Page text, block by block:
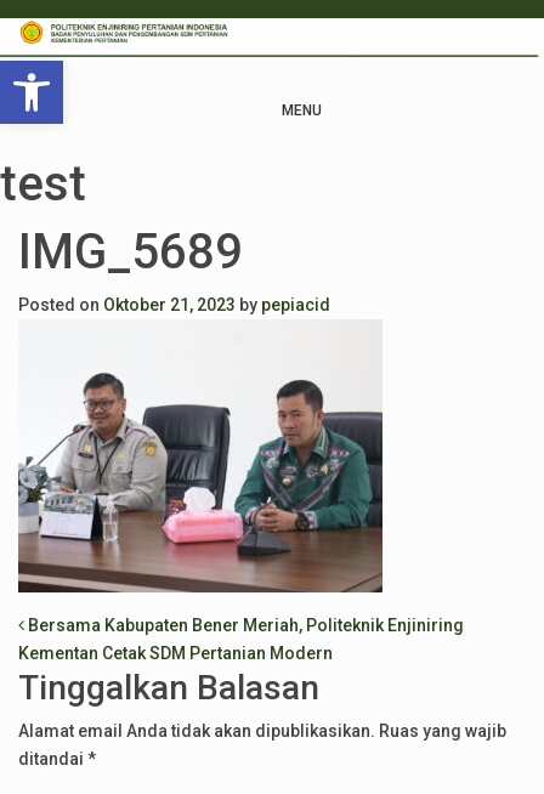
Open toolbar
MENU
test
IMG_5689
Posted on Oktober 21, 2023 by pepiacid
Post navigation
Bersama Kabupaten Bener Meriah, Politeknik Enjiniring
Kementan Cetak SDM Pertanian Modern
Tinggalkan Balasan
Alamat email Anda tidak akan dipublikasikan. Ruas yang wajib
ditandai *